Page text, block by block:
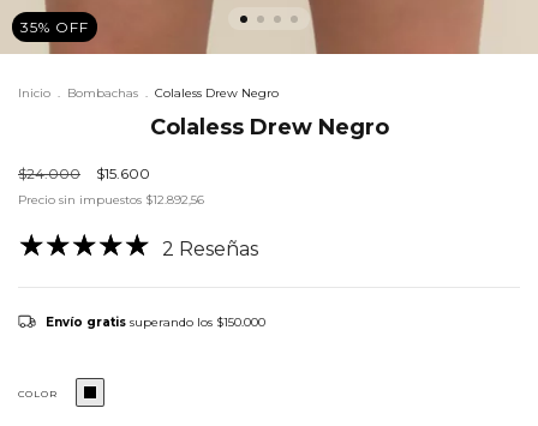
35% OFF
Inicio . Bombachas . Colaless Drew Negro
Colaless Drew Negro
$24.000 $15.600
Precio sin impuestos $12.892,56
2 Reseñas
Envío gratis superando los $150.000
COLOR